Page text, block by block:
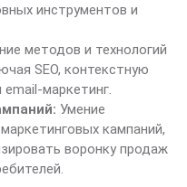
инструментов и
методов и технологий
SEO, контекстную
маркетинг.
Умение
кампаний,
воронку продаж